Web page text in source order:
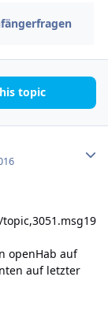
topic
openHab auf
auf letzter